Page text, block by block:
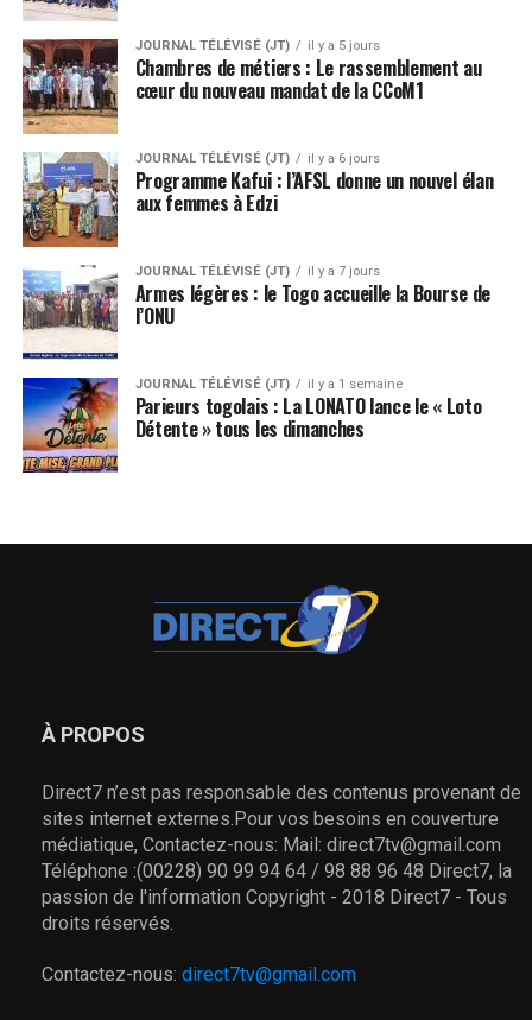
JOURNAL TÉLÉVISÉ (JT) il y a 5 jours
Chambres de métiers : Le rassemblement au
cœur du nouveau mandat de la CCoM1
JOURNAL TÉLÉVISÉ (JT) il y a 6 jours
Programme Kafui : l’AFSL donne un nouvel élan
aux femmes à Edzi
JOURNAL TÉLÉVISÉ (JT) il y a 7 jours
Armes légères : le Togo accueille la Bourse de
l’ONU
JOURNAL TÉLÉVISÉ (JT) il y a 1 semaine
Parieurs togolais : La LONATO lance le « Loto
Détente » tous les dimanches
À PROPOS
Direct7 n’est pas responsable des contenus provenant de
sites internet externes.Pour vos besoins en couverture
médiatique, Contactez-nous: Mail: direct7tv@gmail.com
Téléphone :(00228) 90 99 94 64 / 98 88 96 48 Direct7, la
passion de l'information Copyright - 2018 Direct7 - Tous
droits réservés.
Contactez-nous: direct7tv@gmail.com